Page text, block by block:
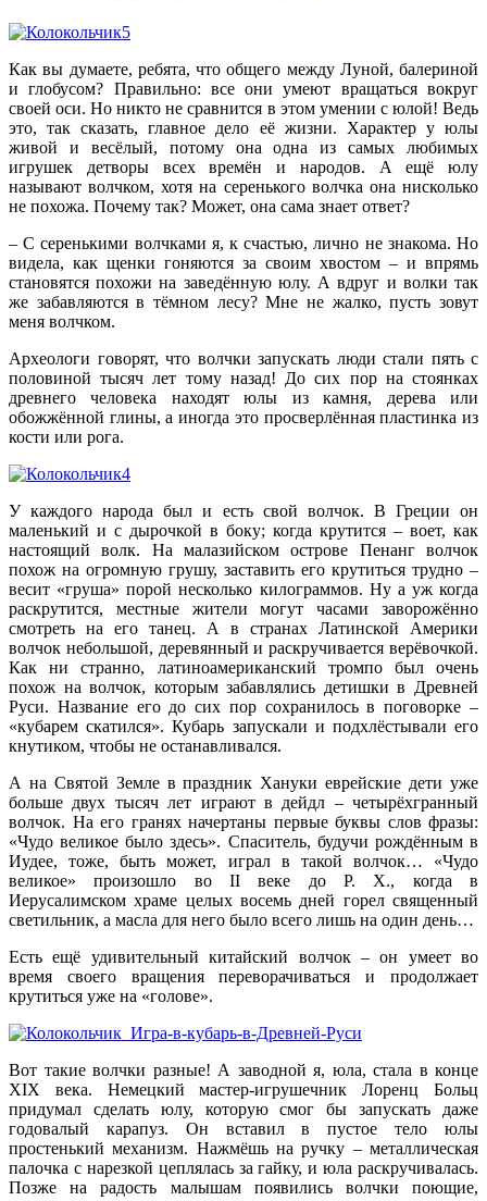
Как вы думаете, ребята, что общего между Луной, балериной
и глобусом? Правильно: все они умеют вращаться вокруг
своей оси. Но никто не сравнится в этом умении с юлой! Ведь
это, так сказать, главное дело её жизни. Характер у юлы
живой и весёлый, потому она одна из самых любимых
игрушек детворы всех времён и народов. А ещё юлу
называют волчком, хотя на серенького волчка она нисколько
не похожа. Почему так? Может, она сама знает ответ?
– С серенькими волчками я, к счастью, лично не знакома. Но
видела, как щенки гоняются за своим хвостом – и впрямь
становятся похожи на заведённую юлу. А вдруг и волки так
же забавляются в тёмном лесу? Мне не жалко, пусть зовут
меня волчком.
Археологи говорят, что волчки запускать люди стали пять с
половиной тысяч лет тому назад! До сих пор на стоянках
древнего человека находят юлы из камня, дерева или
обожжённой глины, а иногда это просверлённая пластинка из
кости или рога.
У каждого народа был и есть свой волчок. В Греции он
маленький и с дырочкой в боку; когда крутится – воет, как
настоящий волк. На малазийском острове Пенанг волчок
похож на огромную грушу, заставить его крутиться трудно –
весит «груша» порой несколько килограммов. Ну а уж когда
раскрутится, местные жители могут часами заворожённо
смотреть на его танец. А в странах Латинской Америки
волчок небольшой, деревянный и раскручивается верёвочкой.
Как ни странно, латиноамериканский тромпо был очень
похож на волчок, которым забавлялись детишки в Древней
Руси. Название его до сих пор сохранилось в поговорке –
«кубарем скатился». Кубарь запускали и подхлёстывали его
кнутиком, чтобы не останавливался.
А на Святой Земле в праздник Хануки еврейские дети уже
больше двух тысяч лет играют в дейдл – четырёхгранный
волчок. На его гранях начертаны первые буквы слов фразы:
«Чудо великое было здесь». Спаситель, будучи рождённым в
Иудее, тоже, быть может, играл в такой волчок… «Чудо
великое» произошло во II веке до Р. Х., когда в
Иерусалимском храме целых восемь дней горел священный
светильник, а масла для него было всего лишь на один день…
Есть ещё удивительный китайский волчок – он умеет во
время своего вращения переворачиваться и продолжает
крутиться уже на «голове».
Вот такие волчки разные! А заводной я, юла, стала в конце
XIX века. Немецкий мастер-игрушечник Лоренц Больц
придумал сделать юлу, которую смог бы запускать даже
годовалый карапуз. Он вставил в пустое тело юлы
простенький механизм. Нажмёшь на ручку – металлическая
палочка с нарезкой цеплялась за гайку, и юла раскручивалась.
Позже на радость малышам появились волчки поющие,